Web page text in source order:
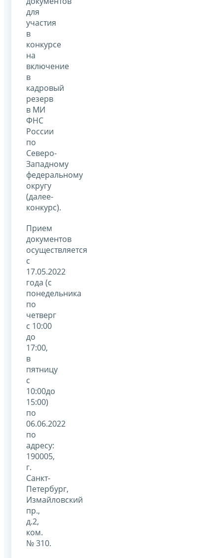
для
участия
в
конкурсе
на
включение
в
кадровый
резерв
в МИ
ФНС
России
по
Северо-
Западному
федеральному
округу
(далее-
конкурс).
Прием
документов
осуществляется
с
17.05.2022
года (с
понедельника
по
четверг
с 10:00
до
17:00,
в
пятницу
с
10:00до
15:00)
по
06.06.2022
по
адресу:
190005,
г.
Санкт-
Петербург,
Измайловский
пр.,
д.2,
ком.
№ 310.